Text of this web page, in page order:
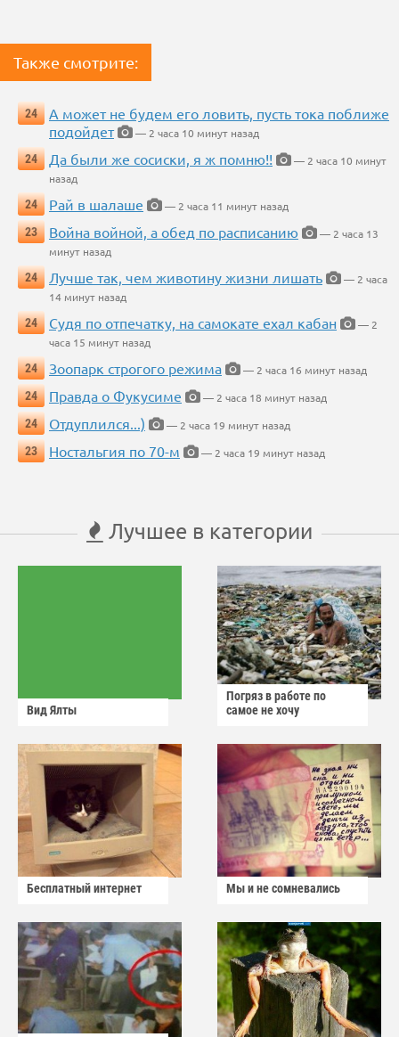
Также смотрите:
24
А может не будем его ловить, пусть тока поближе
подойдет
— 2 часа 10 минут назад
24
Да были же сосиски, я ж помню!!
— 2 часа 10 минут
назад
24
Рай в шалаше
— 2 часа 11 минут назад
23
Война войной, а обед по расписанию
— 2 часа 13
минут назад
24
Лучше так, чем животину жизни лишать
— 2 часа
14 минут назад
24
Судя по отпечатку, на самокате ехал кабан
— 2
часа 15 минут назад
24
Зоопарк строгого режима
— 2 часа 16 минут назад
24
Правда о Фукусиме
— 2 часа 18 минут назад
24
Отдуплился...)
— 2 часа 19 минут назад
23
Ностальгия по 70-м — 2 часа 19 минут назад
Лучшее в категории
Вид Ялты
Погряз в работе по
самое не хочу
Бесплатный интернет Мы и не сомневались